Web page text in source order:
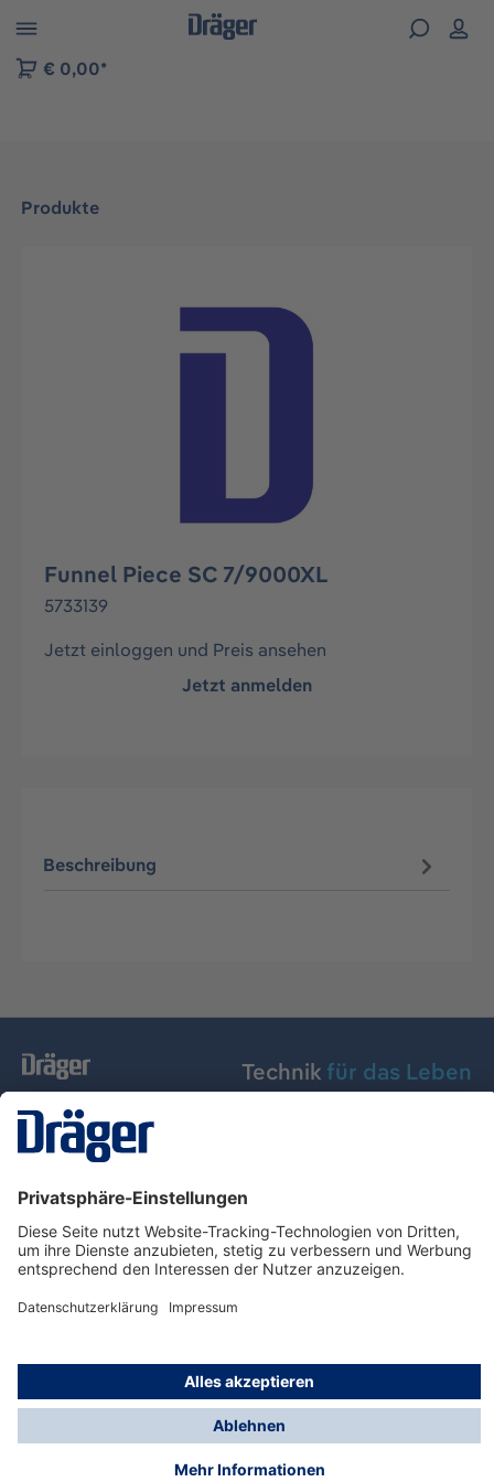
der B2B-Plattform springen
€ 0,00*
Produkte
Bildergalerie überspringen
Funnel Piece SC 7/9000XL
5733139
Jetzt einloggen und Preis ansehen
Jetzt anmelden
Beschreibung
Technik für das Leben
Dräger Austria GmbH
Über Dräger
Informationen
© Dräger Austria GmbH, 2024
* Alle Preise exkl. gesetzl. Mehrwertsteuer zzgl.
Versandkosten und ggf. Nachnahmegebühren, wenn
nicht anders angegeben.